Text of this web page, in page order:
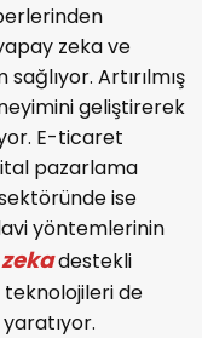
zeka ve
Artırılmış
geliştirerek
E-ticaret
pazarlama
ise
yöntemlerinin
destekli
de